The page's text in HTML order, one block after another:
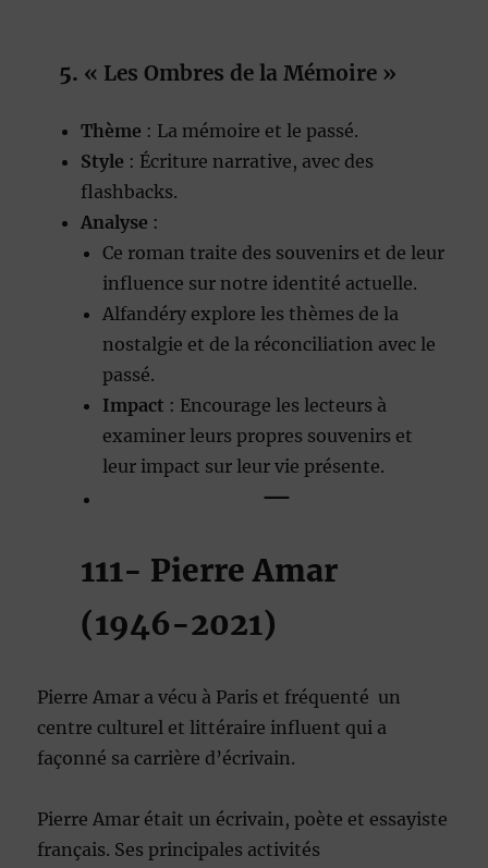
5. « Les Ombres de la Mémoire »
Thème : La mémoire et le passé.
Style : Écriture narrative, avec des
flashbacks.
Analyse :
Ce roman traite des souvenirs et de leur
influence sur notre identité actuelle.
Alfandéry explore les thèmes de la
nostalgie et de la réconciliation avec le
passé.
Impact : Encourage les lecteurs à
examiner leurs propres souvenirs et
leur impact sur leur vie présente.
—
111- Pierre Amar
(1946-2021)
Pierre Amar a vécu à Paris et fréquenté un
centre culturel et littéraire influent qui a
façonné sa carrière d’écrivain.
Pierre Amar était un écrivain, poète et essayiste
français. Ses principales activités